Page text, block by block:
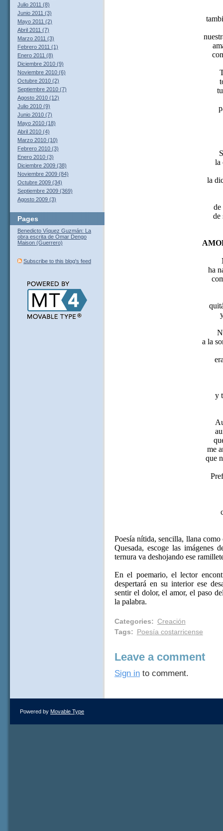
la
la
de
de
ha
a la
y
me
que
Poesía nítida, sencilla, llana
Quesada, escoge las imágenes
ternura va deshojando ese
En el poemario, el lector
despertará en su interior ese
sentir el dolor, el amor, el paso
la palabra.
Categories: Creación
Tags: Poesía costarricense
Leave a comment
Sign in to comment.
Julio 2011 (8)
Junio 2011 (3)
Mayo 2011 (2)
Abril 2011 (7)
Marzo 2011 (3)
Febrero 2011 (1)
Enero 2011 (8)
Diciembre 2010 (9)
Noviembre 2010 (6)
Octubre 2010 (2)
Septiembre 2010 (7)
Agosto 2010 (12)
Julio 2010 (9)
Junio 2010 (7)
Mayo 2010 (18)
Abril 2010 (4)
Marzo 2010 (10)
Febrero 2010 (3)
Enero 2010 (3)
Diciembre 2009 (38)
Noviembre 2009 (84)
Octubre 2009 (34)
Septiembre 2009 (369)
Agosto 2009 (3)
Pages
Benedicto Víquez Guzmán: La
obra escrita de Omar Dengo
Maison (Guerrero)
Subscribe to this blog's feed
Powered by Movable Type